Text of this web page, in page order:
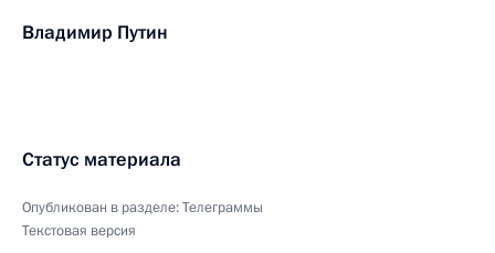
Владимир Путин
Статус материала
Опубликован в разделе:Телеграммы
Текстовая версия